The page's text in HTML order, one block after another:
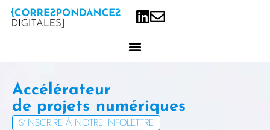
Accélérateur
de projets
S’INSCRIRE À NOTRE INFOLETTRE